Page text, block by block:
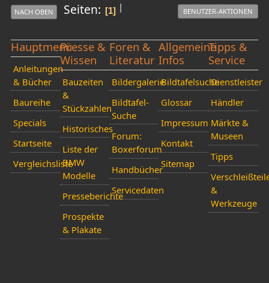
|
NACH OBEN Seiten 1 BENUTZER-AKTIONEN
Hauptmenü
Anleitungen
& Bücher
Baureihe
Specials
Startseite
Vergleichsliste
Presse &
Wissen
Bauzeiten
&
Stückzahlen
Historisches
Liste der
BMW
Modelle
Presseberichte
Prospekte
& Plakate
Foren &
Literatur
Bildergalerie
Bildtafel-
Suche
Forum:
Boxerforum
Handbücher
Servicedaten
Allgemeine
Infos
Bildtafelsuche
Glossar
Impressum
Kontakt
Sitemap
Tipps &
Service
Dienstleister
Händler
Märkte &
Museen
Tipps
&
Werkzeuge